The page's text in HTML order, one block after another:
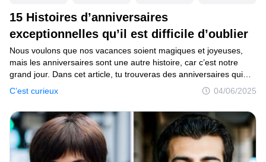
15 Histoires d’anniversaires
exceptionnelles qu’il est difficile d’oublier
C’est curieux 04/06/2025
Nous voulons que nos vacances soient magiques et joyeuses,
mais les anniversaires sont une autre histoire, car c’est notre
grand jour. Dans cet article, tu trouveras des anniversaires qui
se sont révélés importants et inhabituels pour des personnes.
Pour certains, c’est arrivé à 50 ans, et pour d’autres, c’est arrivé
très tôt dans l’enfance.
C’est curieux
Endroits
Humour
Auteurs
Règles éditoriales